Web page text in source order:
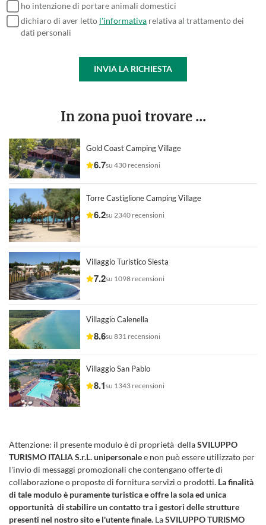
ho intenzione di portare animali domestici
dichiaro di aver letto l'informativa relativa al trattamento dei
dati personali
INVIA LA RICHIESTA
In zona puoi trovare ...
Gold Coast Camping Village
6.7su 430 recensioni
Torre Castiglione Camping Village
6.2su 2340 recensioni
Villaggio Turistico Siesta
7.2su 1098 recensioni
Villaggio Calenella
8.6su 831 recensioni
Villaggio San Pablo
8.1su 1343 recensioni
Attenzione: il presente modulo è di proprietà dellaSVILUPPO
TURISMO ITALIA S.r.L. unipersonalee non può essere utilizzato per
l'invio di messaggi promozionali che contengano offerte di
collaborazione o proposte di fornitura servizi o prodotti. La finalità
di tale modulo è puramente turistica e offre la sola ed unica
opportunità di stabilire un contatto tra i gestori delle strutture
presenti nel nostro sito e l'utente finale. LaSVILUPPO TURISMO